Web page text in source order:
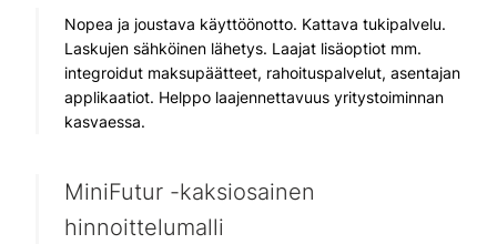
Nopea ja joustava käyttöönotto. Kattava tukipalvelu.
Laskujen sähköinen lähetys. Laajat lisäoptiot mm.
integroidut maksupäätteet, rahoituspalvelut, asentajan
applikaatiot. Helppo laajennettavuus yritystoiminnan
kasvaessa.
MiniFutur -kaksiosainen
hinnoittelumalli